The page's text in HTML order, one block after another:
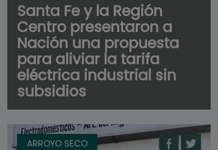
Santa Fe y la Región
Centro presentaron a
Nación una propuesta
para aliviar la tarifa
eléctrica industrial sin
subsidios
ARROYO SECO